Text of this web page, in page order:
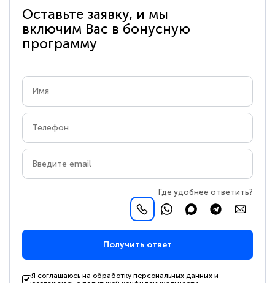
Оставьте заявку, и мы
включим Вас в бонусную
программу
Где удобнее ответить?
Получить ответ
Я соглашаюсь на обработку персональных данных и